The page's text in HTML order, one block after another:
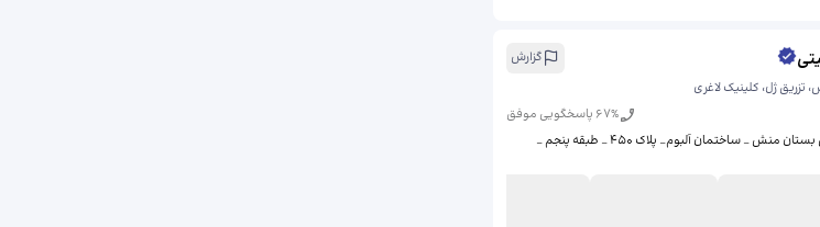
گزارش
تزریق ژل، کلینیک لاغری
67% پاسخگویی موفق
محله پیروزی، پیروزی - نبش بستان منش _ ساختمان آلبوم_ پلاک ۴۵۰ _ طبقه پنجم _